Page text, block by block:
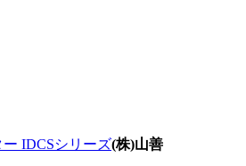
IDCSシリーズ(株)山善